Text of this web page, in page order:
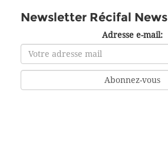
Newsletter Récifal News
Adresse e-mail: